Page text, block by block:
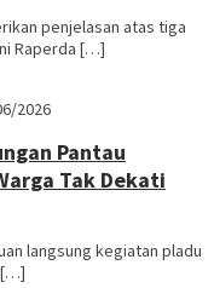
penjelasan atas tiga
Raperda […]
2026
Pantau
Tak Dekati
langsung kegiatan pladu
[…]